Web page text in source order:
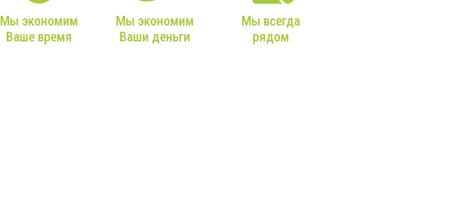
Мы экономим
Ваше время
Мы экономим
Ваши деньги
Мы всегда
рядом